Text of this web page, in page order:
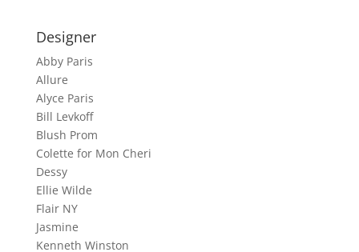
Designer
Abby Paris
Allure
Alyce Paris
Bill Levkoff
Blush Prom
Colette for Mon Cheri
Dessy
Ellie Wilde
Flair NY
Jasmine
Kenneth Winston